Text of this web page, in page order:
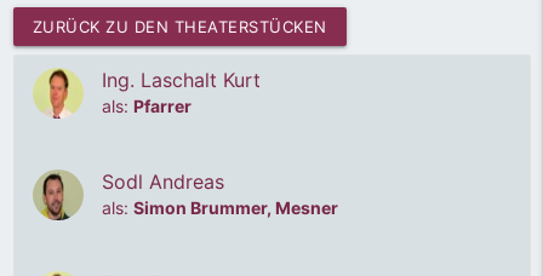
ZURÜCK ZU DEN THEATERSTÜCKEN
Ing. Laschalt Kurt
als: Pfarrer
Sodl Andreas
als: Simon Brummer, Mesner